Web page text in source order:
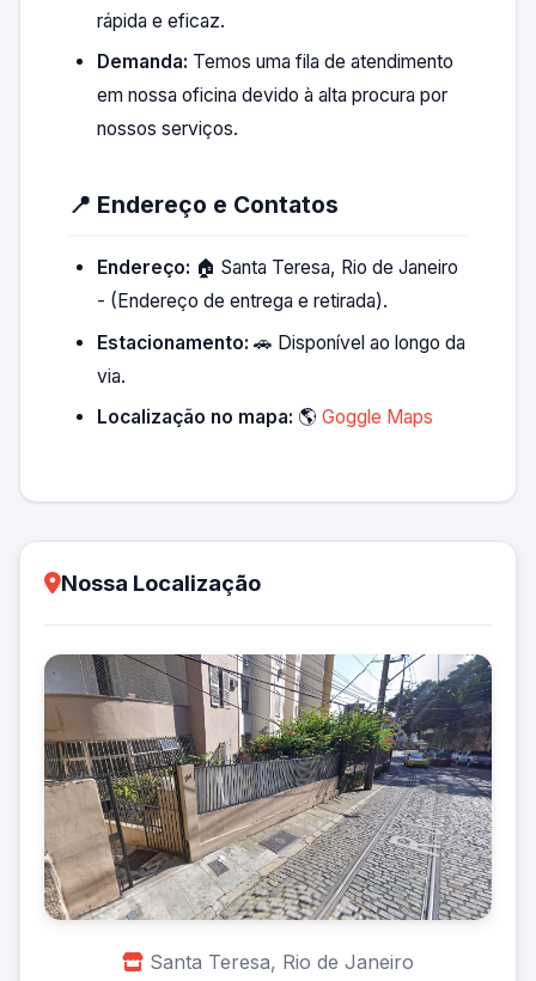
rápida e eficaz.
Demanda: Temos uma fila de atendimento
em nossa oficina devido à alta procura por
nossos serviços.
📍 Endereço e Contatos
Endereço: 🏠 Santa Teresa, Rio de Janeiro
- (Endereço de entrega e retirada).
Estacionamento: 🚗 Disponível ao longo da
via.
Localização no mapa: 🌎 Goggle Maps
Nossa Localização
Santa Teresa, Rio de Janeiro